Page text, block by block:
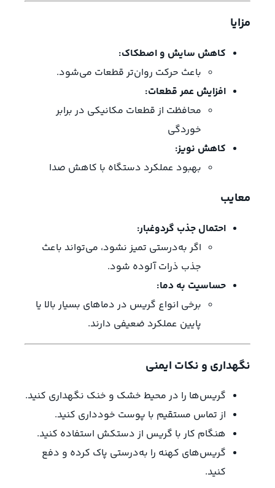
مزایا
کاهش سایش و اصطکاک:
باعث حرکت روان‌تر قطعات می‌شود.
افزایش عمر قطعات:
محافظت از قطعات مکانیکی در برابر
خوردگی
کاهش نویز:
بهبود عملکرد دستگاه با کاهش صدا
معایب
احتمال جذب گردوغبار:
اگر به‌درستی تمیز نشود، می‌تواند باعث
جذب ذرات آلوده شود.
حساسیت به دما:
برخی انواع گریس در دماهای بسیار بالا یا
پایین عملکرد ضعیفی دارند.
نگهداری و نکات ایمنی
گریس‌ها را در محیط خشک و خنک نگهداری کنید.
از تماس مستقیم با پوست خودداری کنید.
هنگام کار با گریس از دستکش استفاده کنید.
گریس‌های کهنه را به‌درستی پاک کرده و دفع
کنید.